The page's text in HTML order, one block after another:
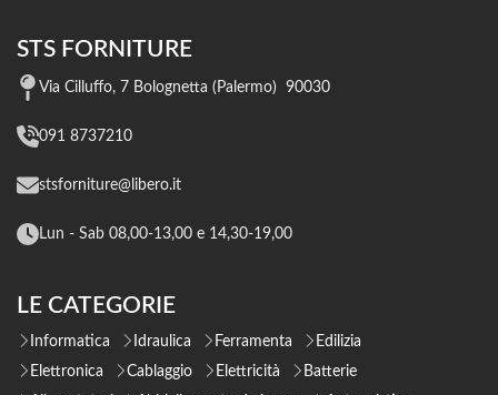
STS FORNITURE
Via Cilluffo, 7 Bolognetta (Palermo) 90030
091 8737210
stsforniture@libero.it
Lun - Sab 08,00-13,00 e 14,30-19,00
LE CATEGORIE
Informatica Idraulica Ferramenta
Edilizia
Elettronica
Cablaggio Elettricità
Batterie